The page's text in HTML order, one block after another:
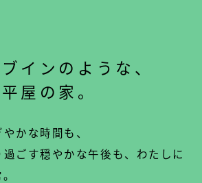
インのような、
屋の家。
かな時間も、
ごす穏やかな午後も、わたしに